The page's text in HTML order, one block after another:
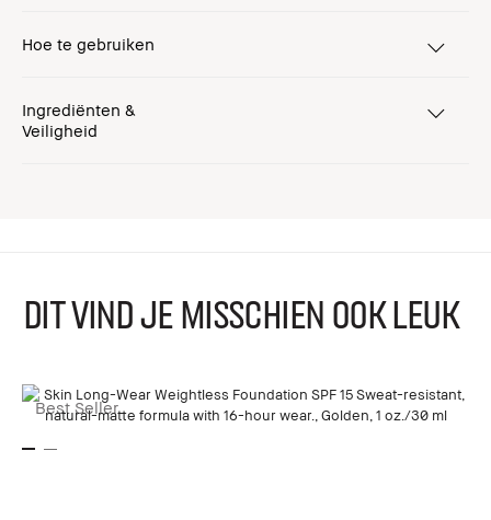
Hoe te gebruiken
Ingrediënten &
Veiligheid
DIT VIND JE MISSCHIEN OOK LEUK
Best Seller